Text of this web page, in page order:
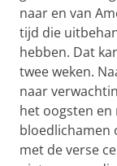
naar en van
tijd die
hebben. Dat
twee weken.
naar
het oogsten
bloedlichamen
met de verse